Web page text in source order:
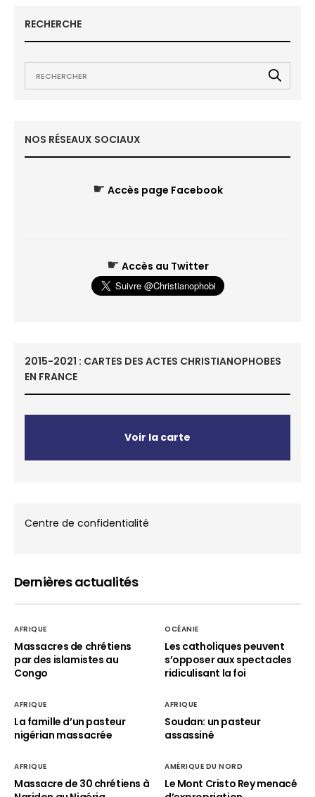
RECHERCHE
NOS RÉSEAUX SOCIAUX
☛ Accès page Facebook
☛ Accès au Twitter
2015-2021 : CARTES DES ACTES CHRISTIANOPHOBES
EN FRANCE
Voir la carte
Centre de confidentialité
Dernières actualités
AFRIQUE
Massacres de chrétiens
par des islamistes au
Congo
OCÉANIE
Les catholiques peuvent
s’opposer aux spectacles
ridiculisant la foi
AFRIQUE
La famille d’un pasteur
nigérian massacrée
AFRIQUE
Soudan: un pasteur
assassiné
AFRIQUE
Massacre de 30 chrétiens à
AMÉRIQUE DU NORD
Le Mont Cristo Rey menacé